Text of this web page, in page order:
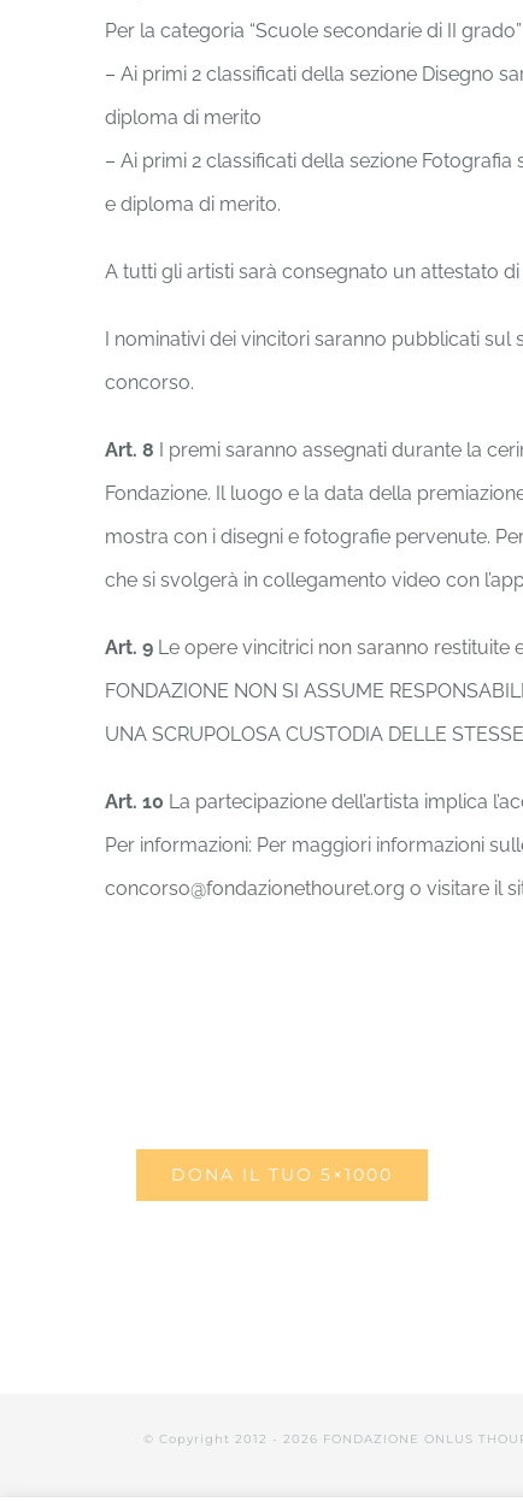
Per la categoria “Scuole secondarie di II grado”
– Ai primi 2 classificati della sezione Disegno
diploma di merito
– Ai primi 2 classificati della sezione
e diploma di merito.
A tutti gli artisti sarà consegnato un attestato
I nominativi dei vincitori saranno pubblicati
concorso.
Art. 8 I premi saranno assegnati durante la
Fondazione. Il luogo e la data della
mostra con i disegni e fotografie pervenute.
che si svolgerà in collegamento video con
Art. 9Le opere vincitrici non saranno restituite
FONDAZIONE NON SI ASSUME
UNA SCRUPOLOSA CUSTODIA DELLE
Art. 10 La partecipazione dell’artista implica
Per informazioni: Per maggiori informazioni
concorso@fondazionethouret.org o visitare il
DONA IL TUO 5×1000
© Copyright 2012 - 2026 FONDAZIONE ONLUS